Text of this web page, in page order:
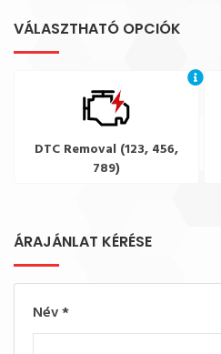
VÁLASZTHATÓ OPCIÓK
DTC Removal (123, 456,
789)
ÁRAJÁNLAT KÉRÉSE
Név*